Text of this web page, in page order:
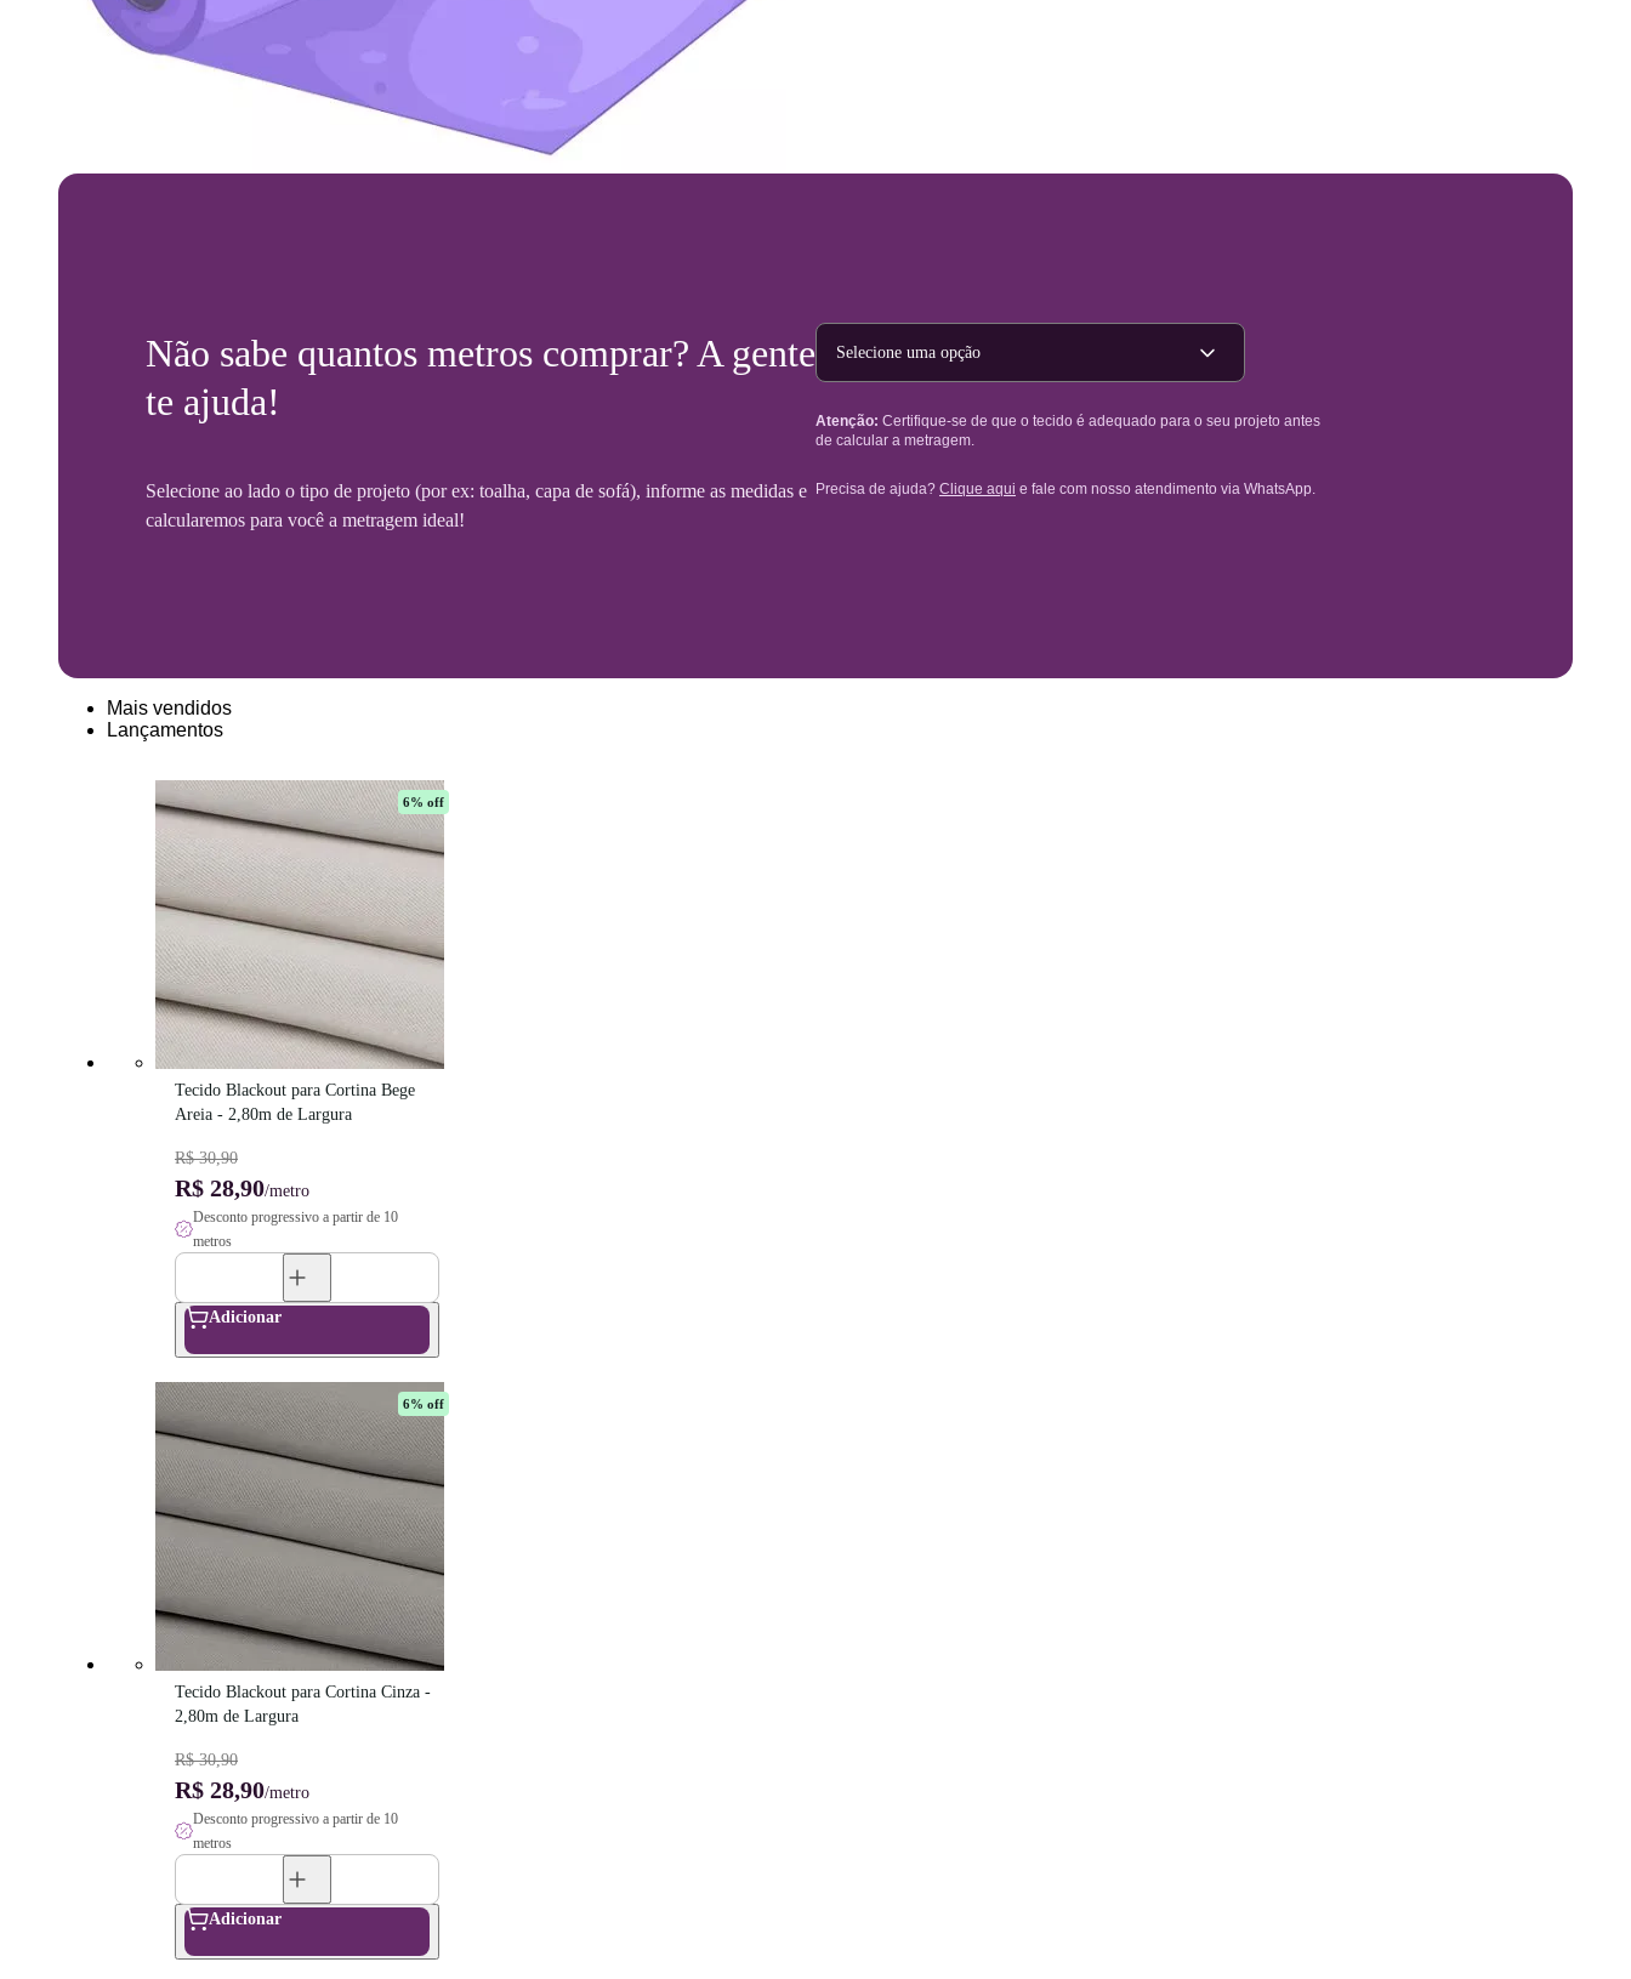
Não sabe quantos metros comprar? A gente
te ajuda!
Selecione ao lado o tipo de projeto (por ex: toalha, capa de sofá), informe as medidas e
calcularemos para você a metragem ideal!
Tipo de projeto
Atenção: Certifique-se de que o tecido é adequado para o seu projeto antes
de calcular a metragem.
Precisa de ajuda? Clique aqui e fale com nosso atendimento via WhatsApp.
Mais vendidos
Lançamentos
6% off
Tecido Blackout para Cortina Bege
Areia - 2,80m de Largura
R$ 30,90
R$ 28,90/metro
Desconto progressivo a partir de 10
metros
Adicionar
6% off
Tecido Blackout para Cortina Cinza -
2,80m de Largura
R$ 30,90
R$ 28,90/metro
Desconto progressivo a partir de 10
metros
Adicionar